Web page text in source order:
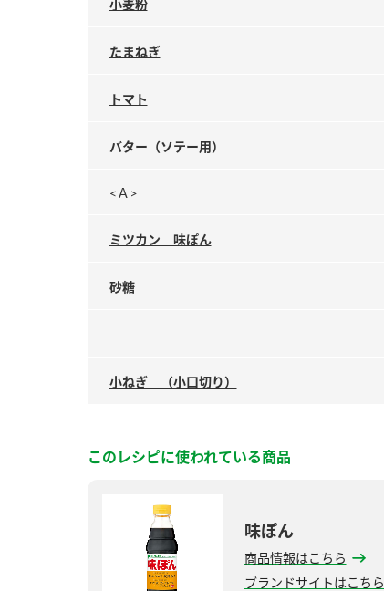
小麦粉
たまねぎ
トマト
バター（ソテー用）
<Ａ>
ミツカン 味ぽん
砂糖
小ねぎ （小口切り）
このレシピに使われている商品
味ぽん
商品情報はこちら
ブランドサイトはこちら